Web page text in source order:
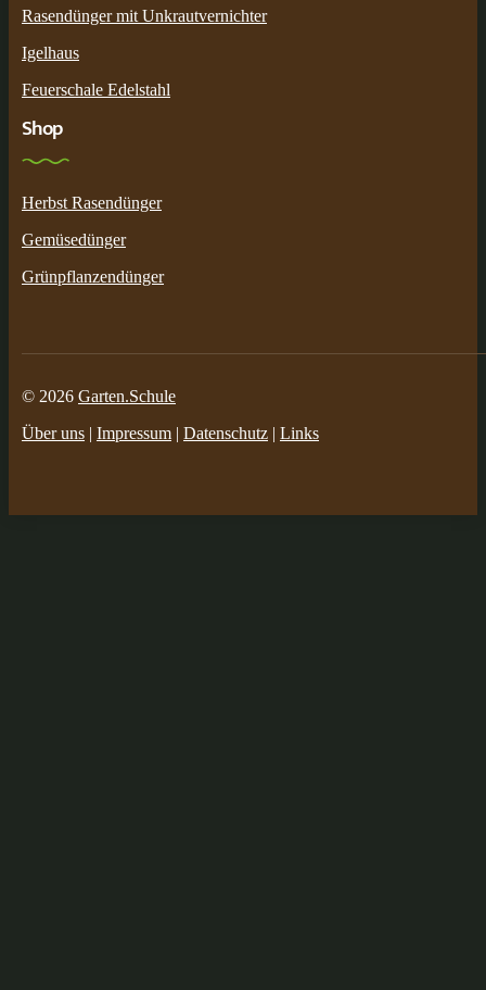
Rasendünger mit Unkrautvernichter
Igelhaus
Feuerschale Edelstahl
Shop
Herbst Rasendünger
Gemüsedünger
Grünpflanzendünger
© 2026 Garten.Schule
Über uns | Impressum | Datenschutz | Links